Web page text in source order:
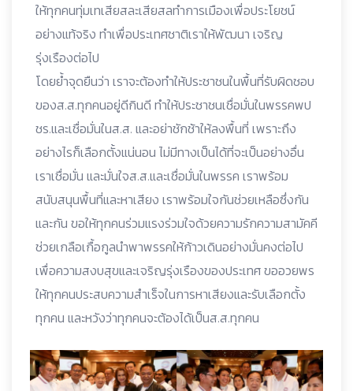
ให้ทุกคนทุ่มเทเสียสละเสียสลทำการเมืองเพื่อประโยชน์
อย่างแท้จริง ทำเพื่อประเทศชาติเราให้พัฒนา เจริญ
รุ่งเรืองต่อไป
โดยย้ำจุดยืนว่า เราจะต้องทำให้ประชาชนในพื้นที่รับผิดชอบ
ของส.ส.ทุกคนอยู่ดีกินดี ทำให้ประชาชนเชื่อมั่นในพรรคพป
ชร.และเชื่อมั่นในส.ส. และอย่าชักช้าให้ลงพื้นที่ เพราะถึง
อย่างไรก็เลือกตั้งแน่นอน ไม่มีทางเป็นได้ที่จะเป็นอย่างอื่น
เราเชื่อมั่น และมั่นใจส.ส.และเชื่อมั่นในพรรค เราพร้อม
สนับสนุนพื้นที่และหาเสียง เราพร้อมใจกันช่วยเหลือซึ่งกัน
และกัน ขอให้ทุกคนร่วมแรงร่วมใจด้วยความรักความสามัคคี
ช่วยเกลือเกื้อกูลนำพาพรรคให้ก้าวเดินอย่างมั่นคงต่อไป
เพื่อความสงบสุขและเจริญรุ่งเรืองของประเทศ ขออวยพร
ให้ทุกคนประสบความสำเร็จในการหาเสียงและรับเลือกตั้ง
ทุกคน และหวังว่าทุกคนจะต้องได้เป็นส.ส.ทุกคน